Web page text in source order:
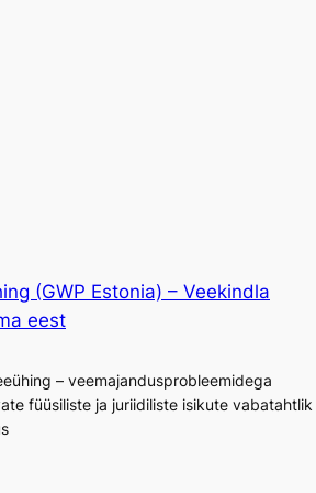
(GWP Estonia) – Veekindla
eest
– veemajandusprobleemidega
füüsiliste ja juriidiliste isikute vabatahtlik